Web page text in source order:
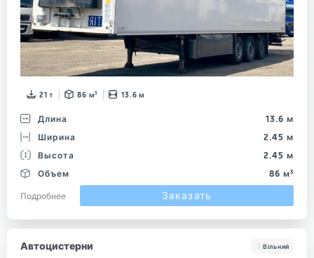
21 т 86 м³ 13.6 м
Длина
13.6 м
Ширина
2.45 м
Высота
2.45 м
Объем
86 м³
Подробнее
Заказать
Автоцистерни Вільний